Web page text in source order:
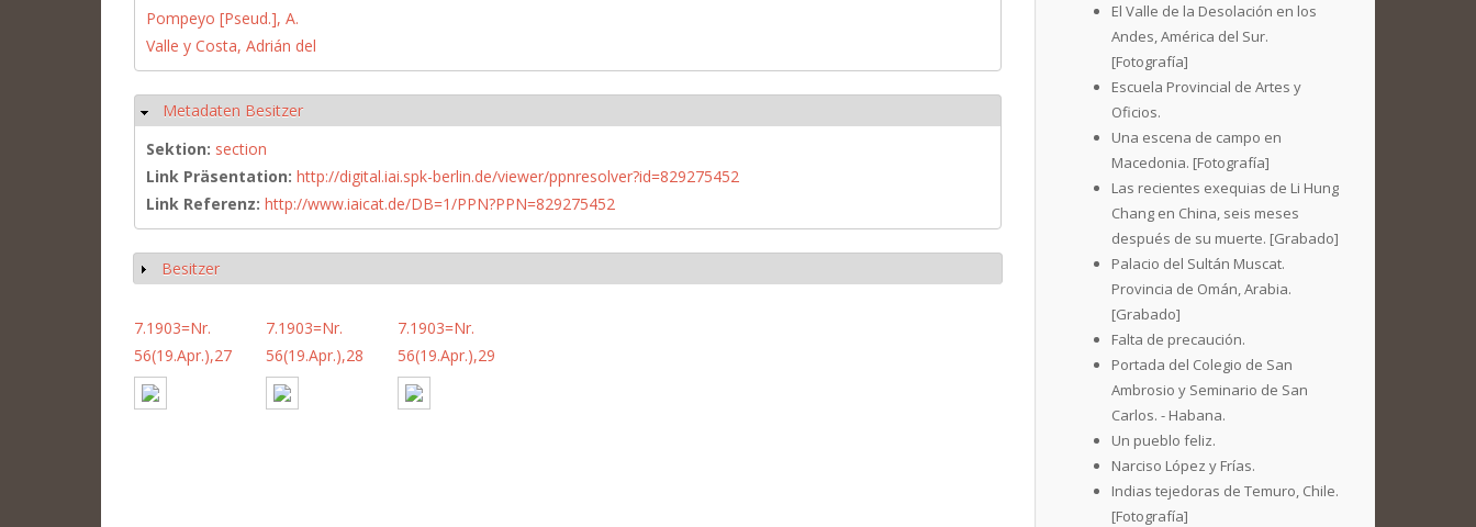
Pompeyo [Pseud.], A.
Valle y Costa, Adrián del
Hide
Metadaten Besitzer
Sektion: section
Link Präsentation: http://digital.iai.spk-berlin.de/viewer/ppnresolver?id=829275452
Link Referenz: http://www.iaicat.de/DB=1/PPN?PPN=829275452
Show
Besitzer
7.1903=Nr.
56(19.Apr.),27
7.1903=Nr.
56(19.Apr.),28
7.1903=Nr.
56(19.Apr.),29
El Valle de la Desolación en los
Andes, América del Sur.
[Fotografía]
Escuela Provincial de Artes y
Oficios.
Una escena de campo en
Macedonia. [Fotografía]
Las recientes exequias de Li Hung
Chang en China, seis meses
después de su muerte. [Grabado]
Palacio del Sultán Muscat.
Provincia de Omán, Arabia.
[Grabado]
Falta de precaución.
Portada del Colegio de San
Ambrosio y Seminario de San
Carlos. - Habana.
Un pueblo feliz.
Narciso López y Frías.
Indias tejedoras de Temuro, Chile.
[Fotografía]